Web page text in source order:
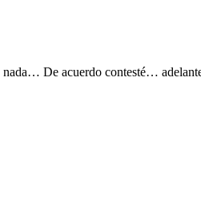
De acuerdo contesté…